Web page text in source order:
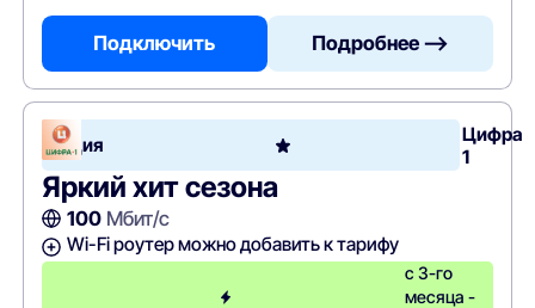
Подключить Подробнее —>
Акция
Цифра
1
Яркий хит сезона
100Мбит/с
Wi-Fi роутер можно добавить к тарифу
с 3-го
месяца -